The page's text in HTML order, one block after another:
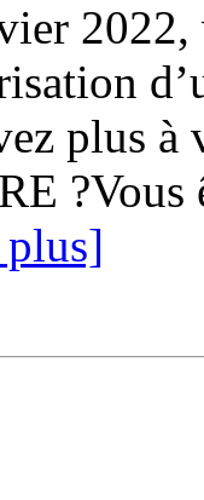
plus à
?Vous